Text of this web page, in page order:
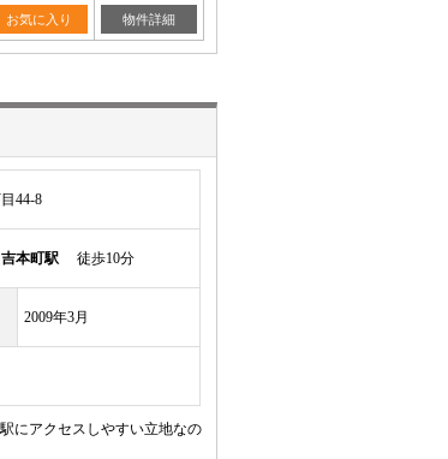
お気に入り 物件詳細
44-8
吉本町駅徒歩10分
2009年3月
にアクセスしやすい立地なの